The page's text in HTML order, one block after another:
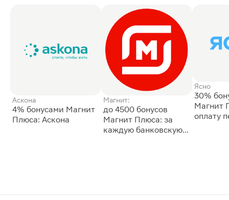
Аскона
4% бонусами Магнит
Плюса: Аскона
Магнит:
до 4500 бонусов
Магнит Плюса: за
каждую банковскую
Ясно
30%
Магнит
оплату